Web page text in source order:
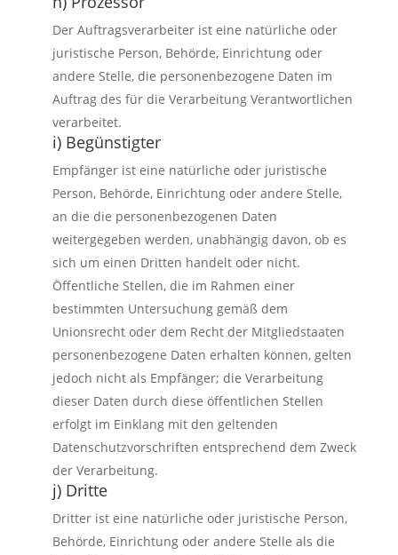
Der Auftragsverarbeiter ist eine natürliche oder
juristische Person, Behörde, Einrichtung oder
andere Stelle, die personenbezogene Daten im
Auftrag des für die Verarbeitung Verantwortlichen
verarbeitet.
i) Begünstigter
Empfänger ist eine natürliche oder juristische
Person, Behörde, Einrichtung oder andere Stelle,
an die die personenbezogenen Daten
weitergegeben werden, unabhängig davon, ob es
sich um einen Dritten handelt oder nicht.
Öffentliche Stellen, die im Rahmen einer
bestimmten Untersuchung gemäß dem
Unionsrecht oder dem Recht der Mitgliedstaaten
personenbezogene Daten erhalten können, gelten
jedoch nicht als Empfänger; die Verarbeitung
dieser Daten durch diese öffentlichen Stellen
erfolgt im Einklang mit den geltenden
Datenschutzvorschriften entsprechend dem Zweck
der Verarbeitung.
j) Dritte
Dritter ist eine natürliche oder juristische Person,
Behörde, Einrichtung oder andere Stelle als die